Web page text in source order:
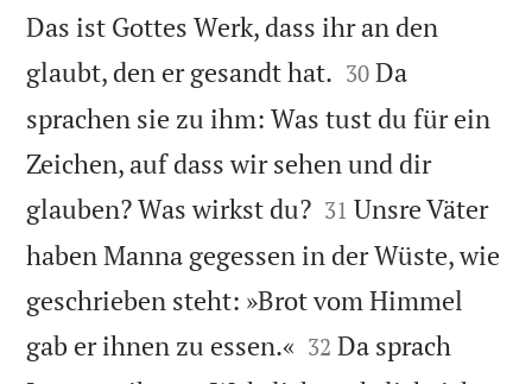
Das ist Gottes Werk, dass ihr an den
glaubt, den er gesandt hat. 

30 Da
sprachen sie zu ihm: Was tust du für ein
Zeichen, auf dass wir sehen und dir
glauben? Was wirkst du?
31 Unsre Väter
haben Manna gegessen in der Wüste, wie
geschrieben steht: »Brot vom Himmel
gab er ihnen zu essen.« 

32 Da sprach